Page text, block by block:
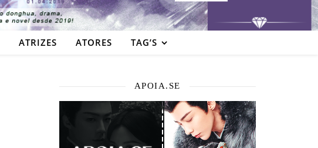
ATRIZES ATORES TAG’S
APOIA.SE